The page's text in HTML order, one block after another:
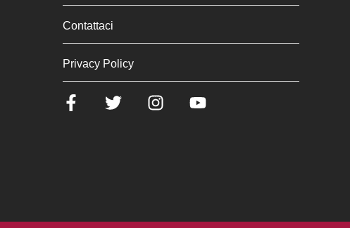
Contattaci
Privacy Policy